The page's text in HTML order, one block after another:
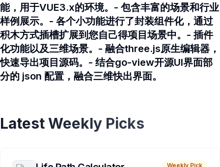
能，用于VUE3.x的环境。- 包含丰富的场景和行业
样例展示。- 各个小功能进行了封装组件化，通过
积木方式插槽扩展到您自己得项目场景中。- 插件
化功能以及三维场景。- 融合three.js原生编辑器，
快速导出项目源码。- 结合go-view开源UI界面部
分的 json 配置，融合三维快出界面。
Latest Weekly Picks
Weekly Pick